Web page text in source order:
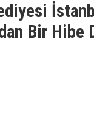
Bir Hibe